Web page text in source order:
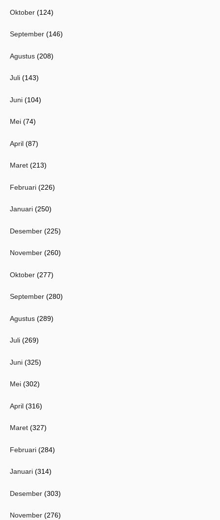
Oktober (124)
September (146)
Agustus (208)
Juli (143)
Juni (104)
Mei (74)
April (87)
Maret (213)
Februari (226)
Januari (250)
Desember (225)
November (260)
Oktober (277)
September (280)
Agustus (289)
Juli (269)
Juni (325)
Mei (302)
April (316)
Maret (327)
Februari (284)
Januari (314)
Desember (303)
November (276)